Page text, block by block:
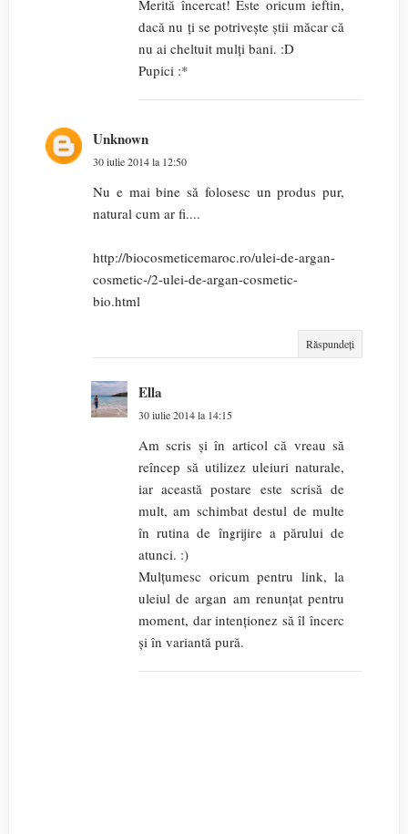
Merită încercat! Este oricum ieftin,
dacă nu ți se potrivește știi măcar că
nu ai cheltuit mulți bani. :D
Pupici :*
Unknown
30 iulie 2014 la 12:50
Nu e mai bine să folosesc un produs pur,
natural cum ar fi....
http://biocosmeticemaroc.ro/ulei-de-argan-
cosmetic-/2-ulei-de-argan-cosmetic-
bio.html
Răspundeți
Ella
30 iulie 2014 la 14:15
Am scris și în articol că vreau să
reîncep să utilizez uleiuri naturale,
iar această postare este scrisă de
mult, am schimbat destul de multe
în rutina de îngrijire a părului de
atunci. :)
Mulțumesc oricum pentru link, la
uleiul de argan am renunțat pentru
moment, dar intenționez să îl încerc
și în variantă pură.